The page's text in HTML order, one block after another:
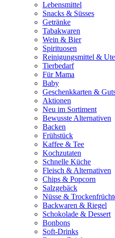
Lebensmittel
Snacks & Süsses
Getränke
Tabakwaren
Wein & Bier
Spirituosen
Reinigungsmittel &
Tierbedarf
Für Mama
Baby
Geschenkkarten &
Aktionen
Neu im Sortiment
Bewusste Alternativen
Backen
Frühstück
Kaffee & Tee
Kochzutaten
Schnelle Küche
Fleisch & Alternativen
Chips & Popcorn
Salzgebäck
Nüsse &
Backwaren & Riegel
Schokolade & Dessert
Bonbons
Soft-Drinks